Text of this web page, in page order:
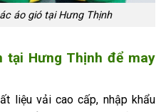
áo gió tại Hưng Thịnh
tại Hưng Thịnh để may
liệu vải cao cấp, nhập khẩu